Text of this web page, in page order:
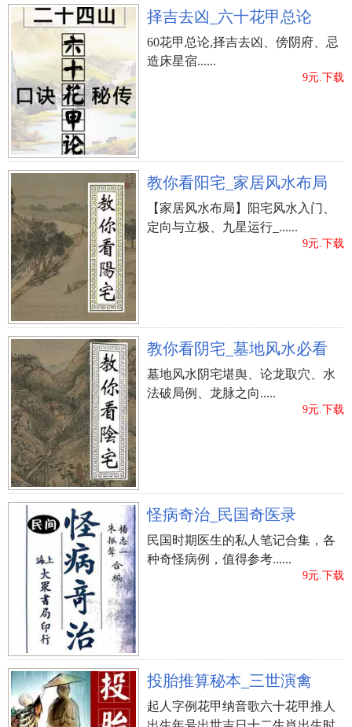
择吉去凶_六十花甲总论
60花甲总论,择吉去凶、傍阴府、忌
造床星宿......
9元.下载
教你看阳宅_家居风水布局
【家居风水布局】阳宅风水入门、
定向与立极、九星运行_......
9元.下载
教你看阴宅_墓地风水必看
墓地风水阴宅堪舆、论龙取穴、水
法破局例、龙脉之向.....
9元.下载
怪病奇治_民国奇医录
民国时期医生的私人笔记合集，各
种奇怪病例，值得参考......
9元.下载
投胎推算秘本_三世演禽
起人字例花甲纳音歌六十花甲推人